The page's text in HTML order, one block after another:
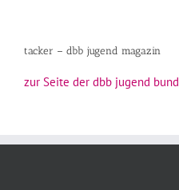
tacker – dbb jugend magazin
zur Seite der dbb jugend bund